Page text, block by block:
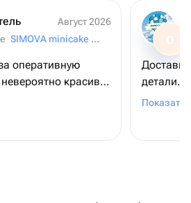
Август 2026
SIMOVA minicake for you
оперативную
красиво
не в первый раз 🫶
О
детали.
один
Показать